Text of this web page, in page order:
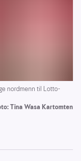
nordmenn til Lotto-
Tina Wasa Kartomten